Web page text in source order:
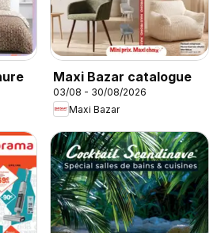
Maxi Bazar catalogue
03/08 - 30/08/2026
Maxi Bazar